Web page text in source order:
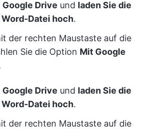
Google Drive und laden Sie die
Datei hoch.
der rechten Maustaste auf die
Sie die Option Mit Google
Google Drive und laden Sie die
Datei hoch.
der rechten Maustaste auf die